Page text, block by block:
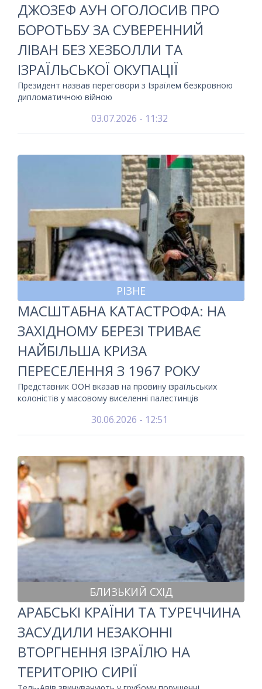
ДЖОЗЕФ АУН ОГОЛОСИВ ПРО
БОРОТЬБУ ЗА СУВЕРЕННИЙ
ЛІВАН БЕЗ ХЕЗБОЛЛИ ТА
ІЗРАЇЛЬСЬКОЇ ОКУПАЦІЇ
Президент назвав переговори з Ізраїлем безкровною
дипломатичною війною
03.07.2026 - 11:32
РІЗНЕ
МАСШТАБНА КАТАСТРОФА: НА
ЗАХІДНОМУ БЕРЕЗІ ТРИВАЄ
НАЙБІЛЬША КРИЗА
ПЕРЕСЕЛЕННЯ З 1967 РОКУ
Представник ООН вказав на провину ізраїльських
колоністів у масовому виселенні палестинців
30.06.2026 - 12:51
БЛИЗЬКИЙ СХІД
АРАБСЬКІ КРАЇНИ ТА ТУРЕЧЧИНА
ЗАСУДИЛИ НЕЗАКОННІ
ВТОРГНЕННЯ ІЗРАЇЛЮ НА
ТЕРИТОРІЮ СИРІЇ